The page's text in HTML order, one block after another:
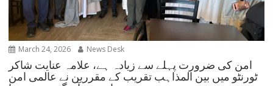
March 24, 2026 News Desk
امن کی ضرورت پہلے سے زیادہ ہے، علامہ عنایت شاکر
ٹورنٹو میں بین المذاہب تقریب کے مقررین نے عالمی امن